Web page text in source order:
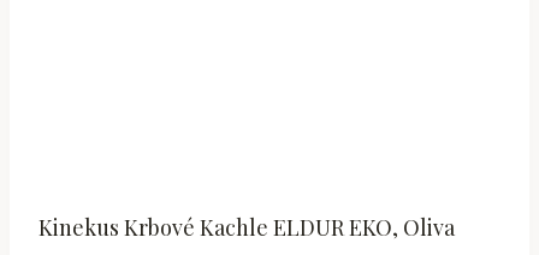
Kinekus Krbové Kachle ELDUR EKO, Oliva